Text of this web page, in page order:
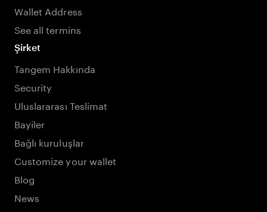
Wallet Address
See all termins
Şirket
Tangem Hakkında
Security
Uluslararası Teslimat
Bayiler
Bağlı kuruluşlar
Customize your wallet
Blog
News